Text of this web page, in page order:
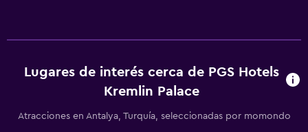
Spa
Bañera de hidromasaje
Piscina (cubierta)
Lugares de interés cerca de PGS Hotels
Kremlin Palace
Atracciones en Antalya, Turquía, seleccionadas por momondo